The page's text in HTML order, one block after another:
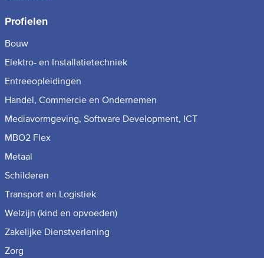
Profielen
Bouw
Elektro- en Installatietechniek
Entreeopleidingen
Handel, Commercie en Ondernemen
Mediavormgeving, Software Development, ICT
MBO2 Flex
Metaal
Schilderen
Transport en Logistiek
Welzijn (kind en opvoeden)
Zakelijke Dienstverlening
Zorg